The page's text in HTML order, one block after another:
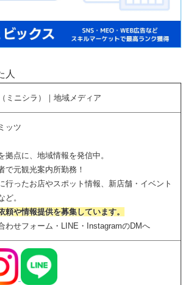
人
ミニシラ）｜地域メディア
ッツ
拠点に、地域情報を発信中。
で元観光案内所勤務！
行ったお店やスポット情報、新店舗・イベント
ど。
頼や情報提供を募集しています。
わせフォーム・LINE・InstagramのDMへ